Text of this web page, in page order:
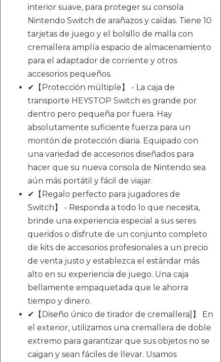
interior suave, para proteger su consola
Nintendo Switch de arañazos y caídas. Tiene 10
tarjetas de juego y el bolsillo de malla con
cremallera amplía espacio de almacenamiento
para el adaptador de corriente y otros
accesorios pequeños.
✔【Protección múltiple】 - La caja de
transporte HEYSTOP Switch es grande por
dentro pero pequeña por fuera. Hay
absolutamente suficiente fuerza para un
montón de protección diaria. Equipado con
una variedad de accesorios diseñados para
hacer que su nueva consola de Nintendo sea
aún más portátil y fácil de viajar.
✔【Regalo perfecto para jugadores de
Switch】 - Responda a todo lo que necesita,
brinde una experiencia especial a sus seres
queridos o disfrute de un conjunto completo
de kits de accesorios profesionales a un precio
de venta justo y establezca el estándar más
alto en su experiencia de juego. Una caja
bellamente empaquetada que le ahorra
tiempo y dinero.
✔【Diseño único de tirador de cremallera]】 En
el exterior, utilizamos una cremallera de doble
extremo para garantizar que sus objetos no se
caigan y sean fáciles de llevar. Usamos